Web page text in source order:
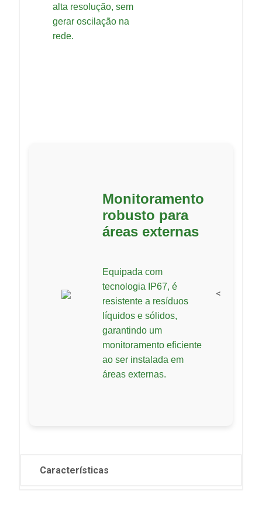
alta resolução, sem
gerar oscilação na
rede.
Monitoramento
robusto para
áreas externas
Equipada com
tecnologia IP67, é
resistente a resíduos
líquidos e sólidos,
garantindo um
monitoramento eficiente
ao ser instalada em
áreas externas.
<
Características